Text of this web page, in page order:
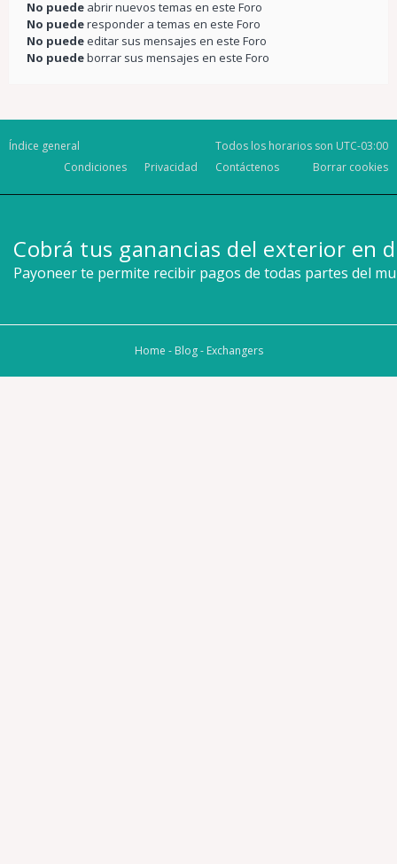
No puede abrir nuevos temas en este Foro
No puederesponder a temas en este Foro
No puedeeditar sus mensajes en este Foro
No puedeborrar sus mensajes en este Foro
Índice general Todos los horarios son UTC-03:00
Borrar cookies
Contáctenos
Privacidad
Condiciones
Cobrá tus ganancias del exterior en
Payoneer te permite recibir pagos de todas partes del
Home - Blog- Exchangers